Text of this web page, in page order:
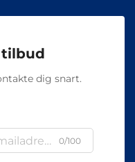
tilbud
dig snart.
0/100